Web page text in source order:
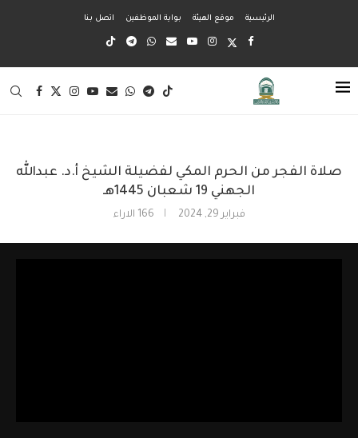
الرئيسية موقع الهيئة بواية الموظفين اتصل بنا
صلاة الفجر من الحرم المكي لفضيلة الشيخ أ.د. عبدالله
الجهني 19 شعبان 1445هـ
فبراير 29, 2024 166 الاراء